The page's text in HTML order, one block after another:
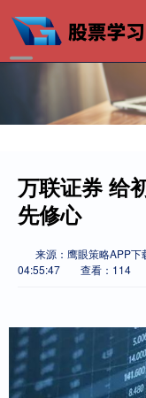
万联证券 给
先修心
来源：鹰眼策略APP下
04:55:47
查看：114